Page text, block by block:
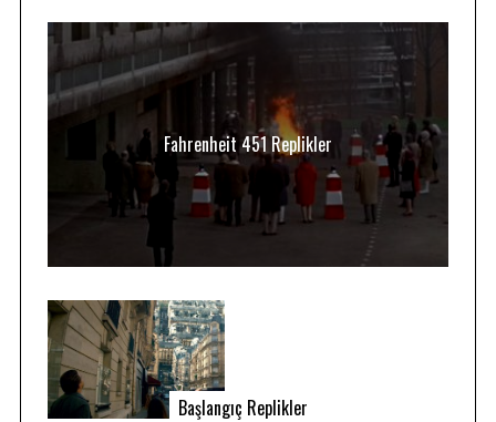
Fahrenheit 451 Replikler
Başlangıç Replikler